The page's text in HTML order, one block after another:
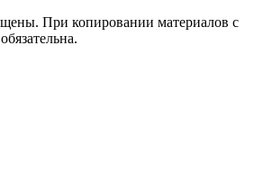
При копировании материалов с
обязательна.